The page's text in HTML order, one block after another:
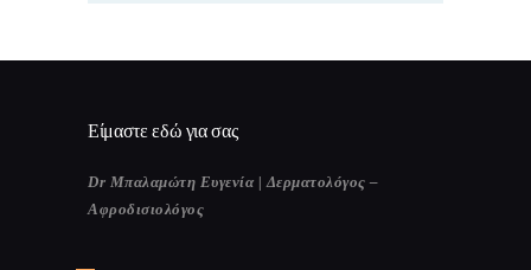
Είμαστε εδώ για σας
Dr Μπαλαμώτη Ευγενία | Δερματολόγος –
Αφροδισιολόγος